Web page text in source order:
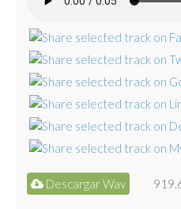
Descargar Wav